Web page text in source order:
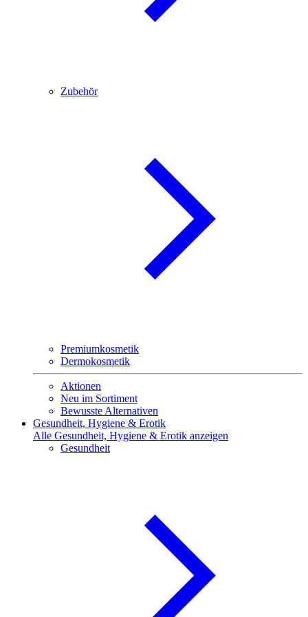
Zubehör
Premiumkosmetik
Dermokosmetik
Aktionen
Neu im Sortiment
Bewusste Alternativen
Gesundheit, Hygiene & Erotik
Alle Gesundheit, Hygiene & Erotik anzeigen
Gesundheit